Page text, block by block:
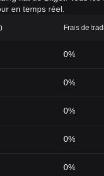
en temps réel.
Frais de
0%
0%
0%
0%
0%